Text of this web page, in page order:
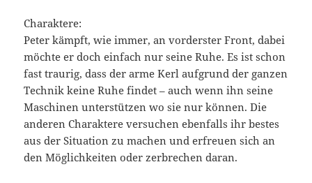
Charaktere:
Peter kämpft, wie immer, an vorderster Front, dabei
möchte er doch einfach nur seine Ruhe. Es ist schon
fast traurig, dass der arme Kerl aufgrund der ganzen
Technik keine Ruhe findet – auch wenn ihn seine
Maschinen unterstützen wo sie nur können. Die
anderen Charaktere versuchen ebenfalls ihr bestes
aus der Situation zu machen und erfreuen sich an
den Möglichkeiten oder zerbrechen daran.